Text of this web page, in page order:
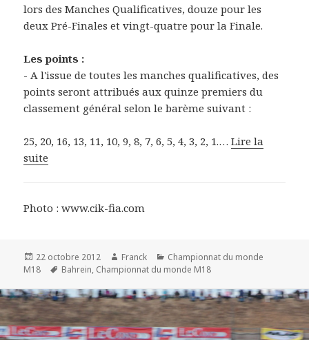
lors des Manches Qualificatives, douze pour les
deux Pré-Finales et vingt-quatre pour la Finale.
Les points :
- A l'issue de toutes les manches qualificatives, des
points seront attribués aux quinze premiers du
classement général selon le barème suivant :
25, 20, 16, 13, 11, 10, 9, 8, 7, 6, 5, 4, 3, 2, 1.…Lire la
suite
Photo : www.cik-fia.com
Publié
le
22 octobre 2012 Auteur
Franck Catégories
Championnat du monde
M18
Mots-
Bahrein, Championnat du monde M18